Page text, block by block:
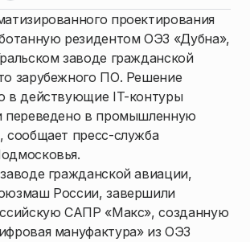
проектирования
резидентом ОЭЗ «Дубна»,
заводе гражданской
зарубежного ПО. Решение
в действующие IT-контуры
переведено в промышленную
сообщает пресс-служба
гражданской авиации,
России, завершили
САПР «Макс», созданную
мануфактура» из ОЭЗ